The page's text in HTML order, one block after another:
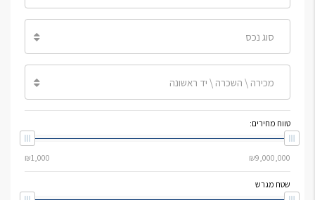
סוג נכס
מכירה \ השכרה \ יד ראשונה
טווח מחירים:
שטח מגרש